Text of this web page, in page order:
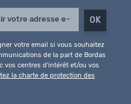
votre email si vous souhaitez
de la part de Bordas
vos centres d'intérêt et/ou vos
la charte de protection des